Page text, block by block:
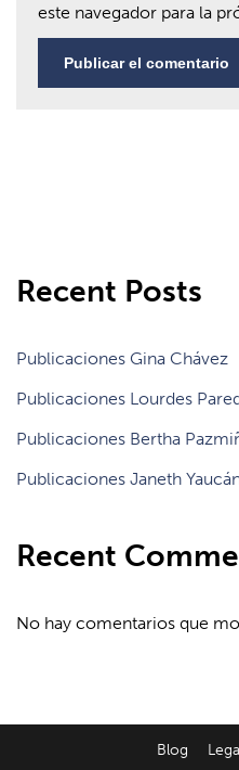
este navegador para la
Recent Posts
Publicaciones Gina Chávez
Publicaciones Lourdes
Publicaciones Bertha
Publicaciones Janeth
Recent
No hay comentarios que
Blog